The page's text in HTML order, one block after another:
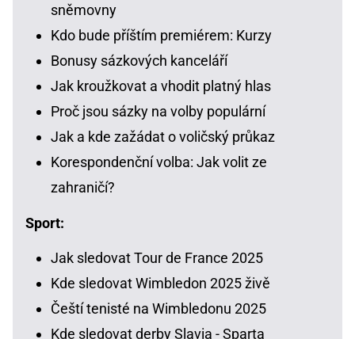
sněmovny
Kdo bude příštím premiérem: Kurzy
Bonusy sázkových kanceláří
Jak kroužkovat a vhodit platný hlas
Proč jsou sázky na volby populární
Jak a kde zažádat o voličský průkaz
Korespondenční volba: Jak volit ze
zahraničí?
Sport:
Jak sledovat Tour de France 2025
Kde sledovat Wimbledon 2025 živě
Čeští tenisté na Wimbledonu 2025
Kde sledovat derby Slavia - Sparta